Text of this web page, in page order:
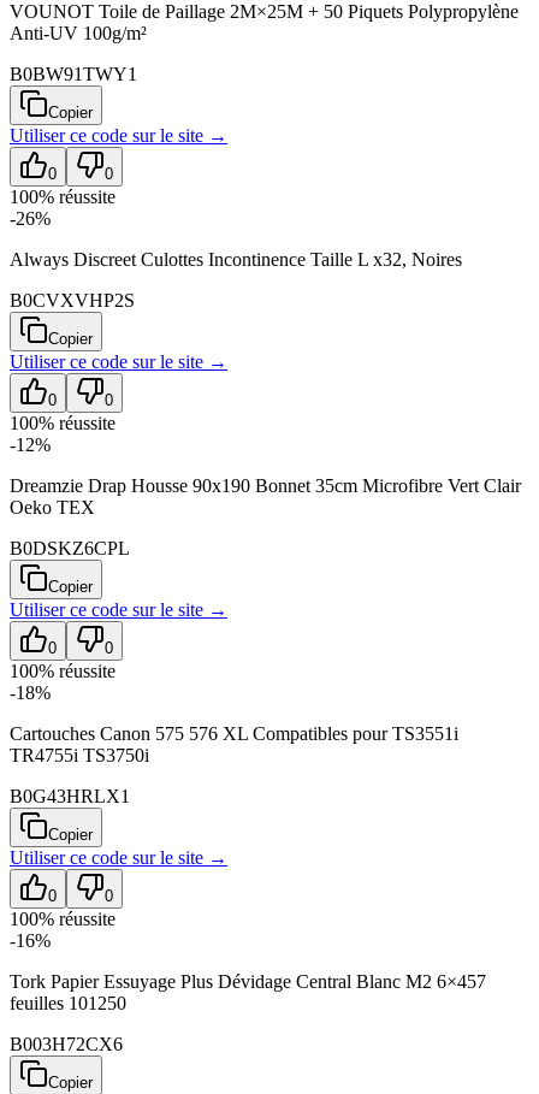
VOUNOT Toile de Paillage 2M×25M + 50 Piquets Polypropylène
Anti-UV 100g/m²
B0BW91TWY1
Copier
Utiliser ce code surle site →
0 0
100% réussite
-26%
Always Discreet Culottes Incontinence Taille L x32, Noires
B0CVXVHP2S
Copier
Utiliser ce code surle site →
0 0
100% réussite
-12%
Dreamzie Drap Housse 90x190 Bonnet 35cm Microfibre Vert Clair
Oeko TEX
B0DSKZ6CPL
Copier
Utiliser ce code surle site →
0 0
100% réussite
-18%
Cartouches Canon 575 576 XL Compatibles pour TS3551i
TR4755i TS3750i
B0G43HRLX1
Copier
Utiliser ce code surle site →
0 0
100% réussite
-16%
Tork Papier Essuyage Plus Dévidage Central Blanc M2 6×457
feuilles 101250
B003H72CX6
Copier